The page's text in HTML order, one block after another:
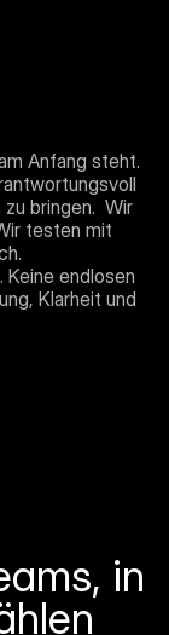
Anfang steht.
bringen.  Wir
testen mit
Keine endlosen
Klarheit und
in